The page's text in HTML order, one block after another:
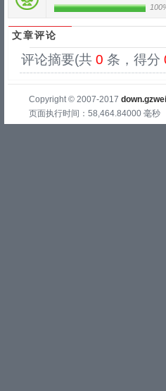
文章评论
评论摘要(共 0 条，得分
Copyright © 2007-2017
页面执行时间：58,464.84000 毫秒